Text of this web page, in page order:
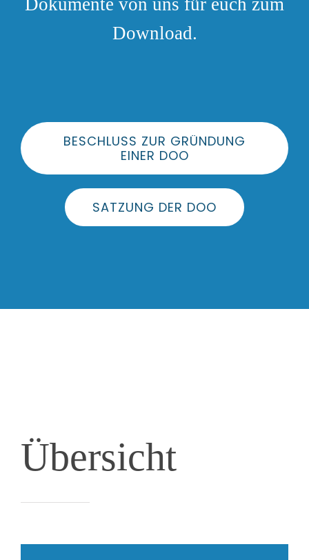
Download.
BESCHLUSS ZUR GRÜNDUNG
EINER DOO
SATZUNG DER DOO
Übersicht